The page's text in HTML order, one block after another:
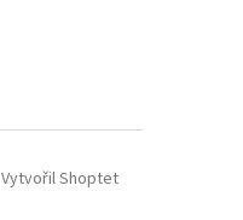
Vytvořil Shoptet